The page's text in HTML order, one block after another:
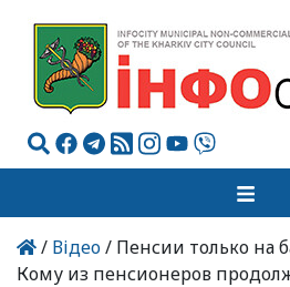
/ Відео/ Пенсии только на
Кому из пенсионеров